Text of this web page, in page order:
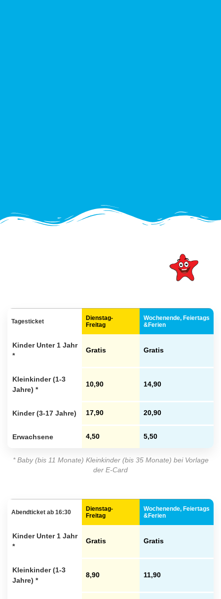
Tagesticket
Dienstag-
Freitag
Wochenende, Feiertags
&Ferien
Kinder Unter 1 Jahr
*
Gratis Gratis
Kleinkinder (1-3
Jahre) *
10,90 14,90
Kinder (3-17 Jahre) 17,90 20,90
Erwachsene 4,50 5,50
* Baby (bis 11 Monate) Kleinkinder (bis 35 Monate) bei Vorlage
der E-Card
Abendticket ab 16:30
Dienstag-
Freitag
Wochenende, Feiertags
&Ferien
Kinder Unter 1 Jahr
*
Gratis Gratis
Kleinkinder (1-3
Jahre) *
8,90 11,90